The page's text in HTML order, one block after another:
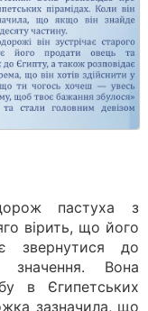
пастуха з
вірить, що його
звернутися до
Вона
в Єгипетських
зазначила, що